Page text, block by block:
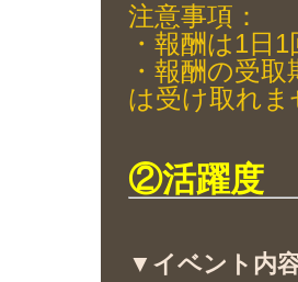
注意事項：
・報酬は1日
・報酬の受
は受け取れま
②活躍度
▼イベント内